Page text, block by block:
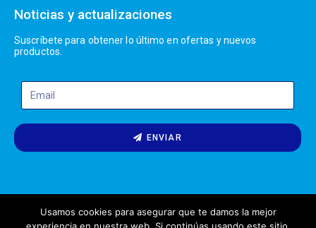
Noticias y actualizaciones
Suscríbete para obtener lo último en ofertas y nuevos
productos.
ENVIAR
Usamos cookies para asegurar que te damos la mejor